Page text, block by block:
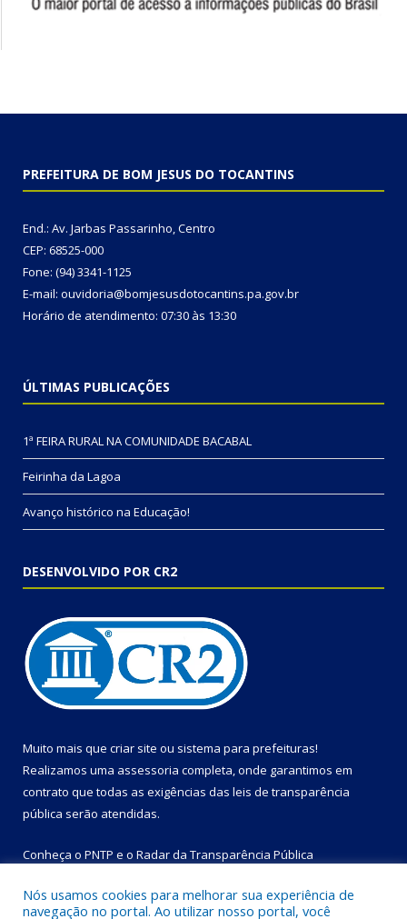
PREFEITURA DE BOM JESUS DO TOCANTINS
End.: Av. Jarbas Passarinho, Centro
CEP: 68525-000
Fone: (94) 3341-1125
E-mail: ouvidoria@bomjesusdotocantins.pa.gov.br
Horário de atendimento: 07:30 às 13:30
ÚLTIMAS PUBLICAÇÕES
1ª FEIRA RURAL NA COMUNIDADE BACABAL
Feirinha da Lagoa
Avanço histórico na Educação!
DESENVOLVIDO POR CR2
Muito mais que criar site ou sistema para prefeituras!
Realizamos uma assessoria completa, onde garantimos em
contrato que todas as exigências das leis de transparência
pública serão atendidas.
Conheça o PNTP e o Radar da Transparência Pública
Nós usamos cookies para melhorar sua experiência de
navegação no portal. Ao utilizar nosso portal, você